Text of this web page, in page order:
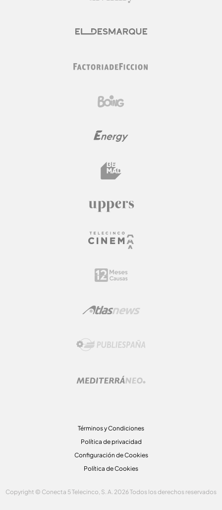
Términos y Condiciones
Política de privacidad
Configuración de Cookies
Política de Cookies
Copyright © Conecta 5 Telecinco, S. A. 2026 Todos los derechos reservados